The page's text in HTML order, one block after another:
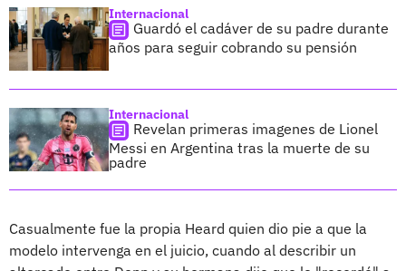
Internacional
Guardó el cadáver de su padre durante
años para seguir cobrando su pensión
Internacional
Revelan primeras imagenes de Lionel
Messi en Argentina tras la muerte de su
padre
Casualmente fue la propia Heard quien dio pie a que la
modelo intervenga en el juicio, cuando al describir un